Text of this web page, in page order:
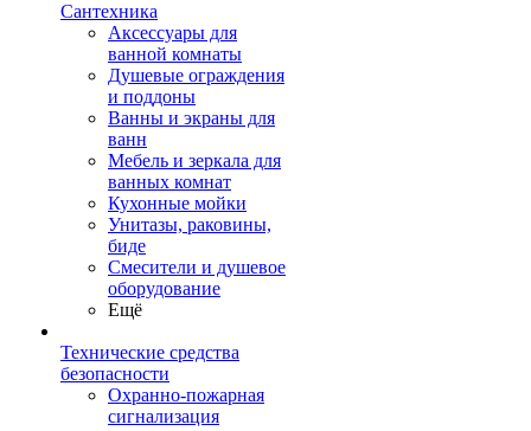
Сантехника
Аксессуары для
ванной комнаты
Душевые ограждения
и поддоны
Ванны и экраны для
ванн
Мебель и зеркала для
ванных комнат
Кухонные мойки
Унитазы, раковины,
биде
Смесители и душевое
оборудование
Ещё
Технические средства
безопасности
Охранно-пожарная
сигнализация